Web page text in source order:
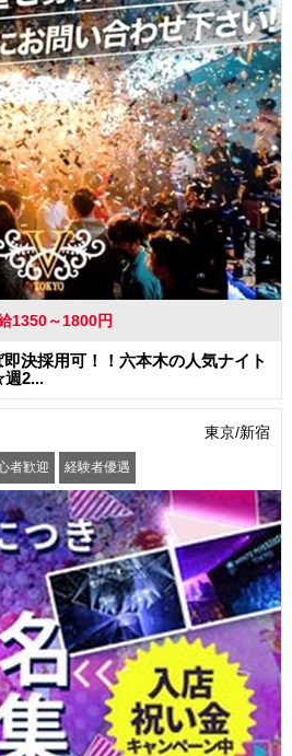
1350～1800円
決採用可！！六本木の人気ナイト
2...
東京/新宿
者歓迎 経験者優遇
一緒に応募OK 昇給あり
色自由 ネイルOK 駅から徒歩5分以内